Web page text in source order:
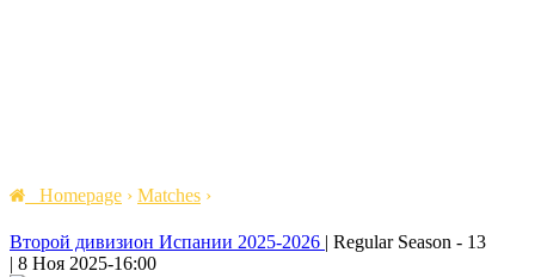
Homepage › Matches ›
Второй дивизион Испании 2025-2026 | Regular Season - 13
| 8 Ноя 2025-16:00